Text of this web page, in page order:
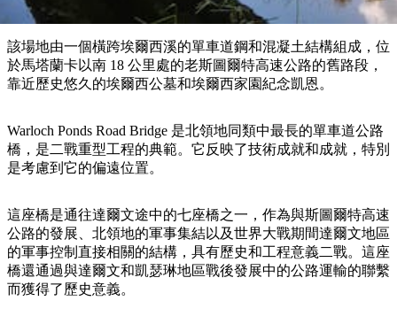
戶
外
按
地
區
索
薦
榜
單
規
您
的
行
訊
規
工
具
該場地由一個橫跨埃爾西溪的單車道鋼和混凝土結構組成，位
於馬塔蘭卡以南 18 公里處的老斯圖爾特高速公路的舊路段，
靠近歷史悠久的埃爾西公墓和埃爾西家園紀念凱恩。
Warloch Ponds Road Bridge 是北領地同類中最長的單車道公路
橋，是二戰重型工程的典範。它反映了技術成就和成就，特別
是考慮到它的偏遠位置。
這座橋是通往達爾文途中的七座橋之一，作為與斯圖爾特高速
公路的發展、北領地的軍事集結以及世界大戰期間達爾文地區
的軍事控制直接相關的結構，具有歷史和工程意義二戰。這座
橋還通過與達爾文和凱瑟琳地區戰後發展中的公路運輸的聯繫
而獲得了歷史意義。